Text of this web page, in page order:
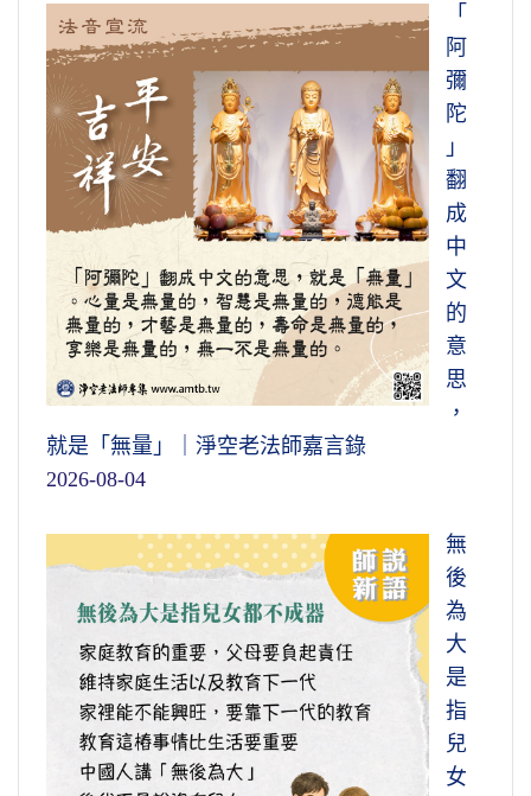
「
阿
彌
陀
」
翻
成
中
文
的
意
思
，
就是「無量」｜淨空老法師嘉言錄
2026-08-04
無
後
為
大
是
指
兒
女